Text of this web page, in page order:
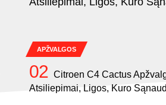
APŽVALGOS
Citroen C4 Cactus
Atsiliepimai, Ligos, Kuro